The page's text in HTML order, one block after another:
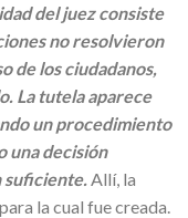
del juez consiste
no resolvieron
de los ciudadanos,
La tutela aparece
un procedimiento
una decisión
suficiente.Allí, la
la cual fue creada.